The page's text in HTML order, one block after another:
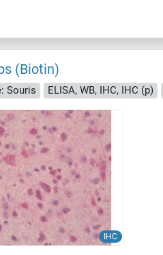
(Biotin)
Souris ELISA, WB, IHC, IHC (p)
IHC